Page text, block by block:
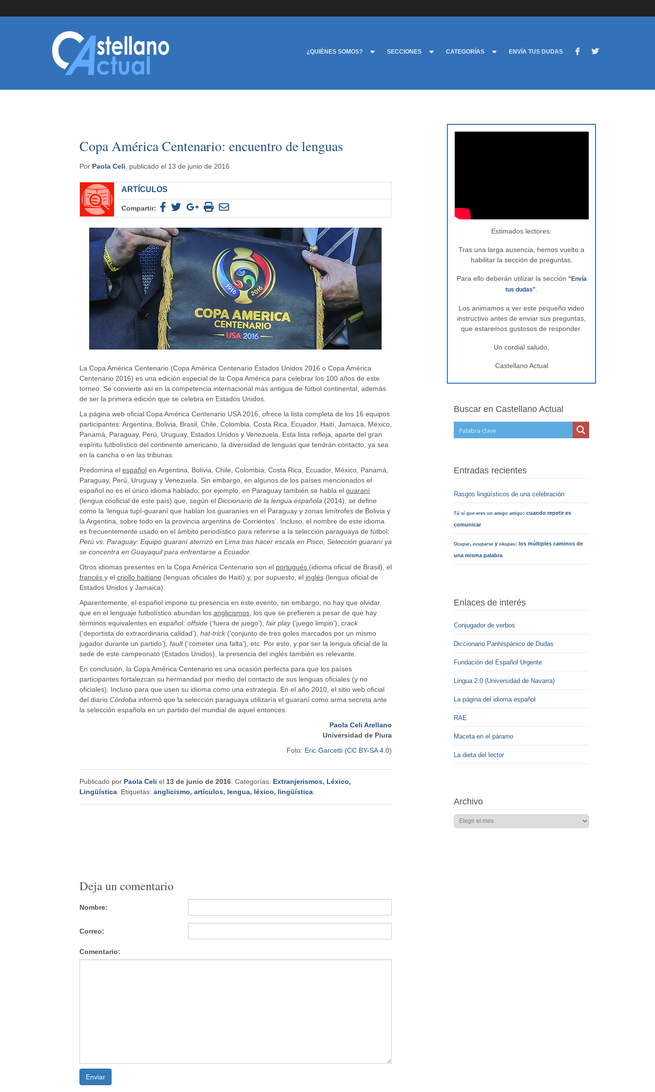
¿QUIÉNES SOMOS? SECCIONES CATEGORÍAS ENVÍA TUS DUDAS
Copa América Centenario: encuentro de lenguas
Por Paola Celi , publicado el 13 de junio de 2016
ARTÍCULOS
Compartir:
La Copa América Centenario (Copa América Centenario Estados Unidos 2016 o Copa América
Centenario 2016) es una edición especial de la Copa América para celebrar los 100 años de este
torneo. Se convierte así en la competencia internacional más antigua de fútbol continental, además
de ser la primera edición que se celebra en Estados Unidos.
La página web oficial Copa América Centenario USA 2016, ofrece la lista completa de los 16 equipos
participantes: Argentina, Bolivia, Brasil, Chile, Colombia, Costa Rica, Ecuador, Haití, Jamaica, México,
Panamá, Paraguay, Perú, Uruguay, Estados Unidos y Venezuela. Esta lista refleja, aparte del gran
espíritu futbolístico del continente americano, la diversidad de lenguas que tendrán contacto, ya sea
en la cancha o en las tribunas.
Predomina el españolen Argentina, Bolivia, Chile, Colombia, Costa Rica, Ecuador, México, Panamá,
Paraguay, Perú, Uruguay y Venezuela. Sin embargo, en algunos de los países mencionados el
español no es el único idioma hablado; por ejemplo, en Paraguay también se habla el guaraní
(lengua cooficial de este país) que, según el Diccionario de la lengua española (2014), se define
como la ‘lengua tupí-guaraní que hablan los guaraníes en el Paraguay y zonas limítrofes de Bolivia y
la Argentina, sobre todo en la provincia argentina de Corrientes’. Incluso, el nombre de este idioma
es frecuentemente usado en el ámbito periodístico para referirse a la selección paraguaya de fútbol:
Perú vs. Paraguay: Equipo guaraní aterrizó en Lima tras hacer escala en Pisco, Selección guaraní ya
se concentra en Guayaquil para enfrentarse a Ecuador.
Otros idiomas presentes en la Copa América Centenario son el portugués (idioma oficial de Brasil), el
francés y el criollo haitiano(lenguas oficiales de Haití) y, por supuesto, el inglés(lengua oficial de
Estados Unidos y Jamaica).
Aparentemente, el español impone su presencia en este evento, sin embargo, no hay que olvidar
que en el lenguaje futbolístico abundan los anglicismos, los que se prefieren a pesar de que hay
términos equivalentes en español: offside (‘fuera de juego’), fair play (‘juego limpio’), crack
(‘deportista de extraordinaria calidad’) , hat-trick (‘conjunto de tres goles marcados por un mismo
jugador durante un partido’) , fault(‘cometer una falta’) etc. Por esto, y por ser la lengua oficial de la
sede de este campeonato (Estados Unidos), la presencia del inglés también es relevante.
En conclusión, la Copa América Centenario es una ocasión perfecta para que los países
participantes fortalezcan su hermandad por medio del contacto de sus lenguas oficiales (y no
oficiales). Incluso para que usen su idioma como una estrategia. En el año 2010, el sitio web oficial
del diario Córdoba informó que la selección paraguaya utilizaría el guaraní como arma secreta ante
la selección española en un partido del mundial de aquel entonces.
Paola Celi Arellano
Universidad de Piura
Foto: Eric Garcetti(CC BY-SA 4.0)
Publicado por Paola Celi el 13 de junio de 2016. Categorías: Extranjerismos, Léxico,
Lingüística. Etiquetas: anglicismo, artículos, lengua, léxico, lingüística.
Deja un comentario
Nombre:
Correo:
Comentario:
Enviar
Estimados lectores:
Tras una larga ausencia, hemos vuelto a
habilitar la sección de preguntas.
Para ello deberán utilizar la sección "Envía
tus dudas"
Los animamos a ver este pequeño video
instructivo antes de enviar sus preguntas,
que estaremos gustosos de responder.
Un cordial saludo,
Castellano Actual
Buscar en Castellano Actual
Entradas recientes
Rasgos lingüísticos de una celebración
Tú sí que eres un amigo amigo: cuando repetir es
comunicar
Ocupar, ocuparsey okupas: los múltiples caminos de
una misma palabra
Enlaces de interés
Conjugador de verbos
Diccionario Panhispánico de Dudas
Fundación del Español Urgente
Lingua 2.0 (Universidad de Navarra)
La página del idioma español
RAE
Maceta en el páramo
La dieta del lector
Archivo